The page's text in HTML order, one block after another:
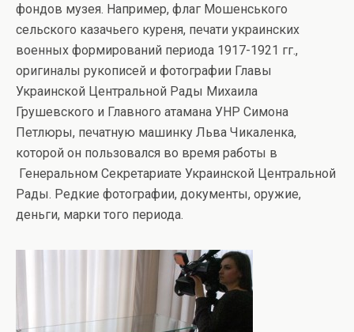
фондов музея. Например, флаг Мошенського
сельского казачьего куреня, печати украинских
военных формирований периода 1917-1921 гг.,
оригиналы рукописей и фотографии Главы
Украинской Центральной Рады Михаила
Грушевского и Главного атамана УНР Симона
Петлюры, печатную машинку Льва Чикаленка,
которой он пользовался во время работы в
Генеральном Секретариате Украинской Центральной
Рады. Редкие фотографии, документы, оружие,
деньги, марки того периода.